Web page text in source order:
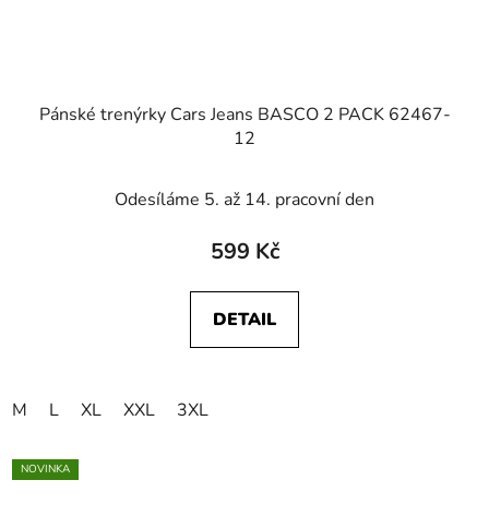
Pánské trenýrky Cars Jeans BASCO 2 PACK 62467-
12
Odesíláme 5. až 14. pracovní den
599 Kč
DETAIL
M L XL XXL 3XL
NOVINKA